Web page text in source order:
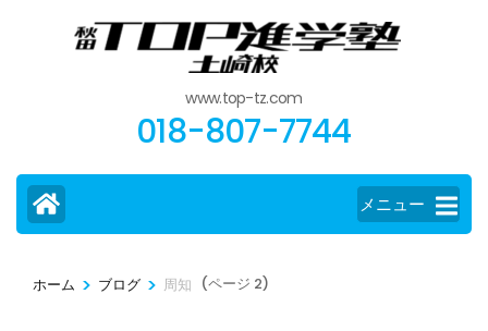
www.top-tz.com
018-807-7744
メニュー
ホーム > ブログ > 周知 (ページ 2)